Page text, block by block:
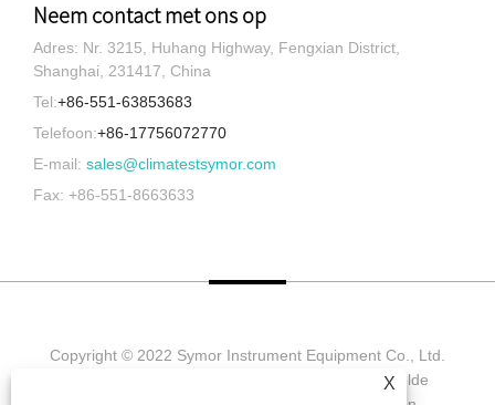
Neem contact met ons op
Adres: Nr. 3215, Huhang Highway, Fengxian District,
Shanghai, 231417, China
Tel:+86-551-63853683
Telefoon:+86-17756072770
E-mail: sales@climatestsymor.com
Fax: +86-551-8663633
Copyright © 2022 Symor Instrument Equipment Co., Ltd.
Milieutestkamer, elektronische droogkast, versnelde
X